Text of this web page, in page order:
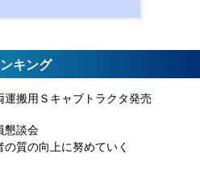
キング
運搬用Ｓキャブトラクタ発売
懇談会
質の向上に努めていく